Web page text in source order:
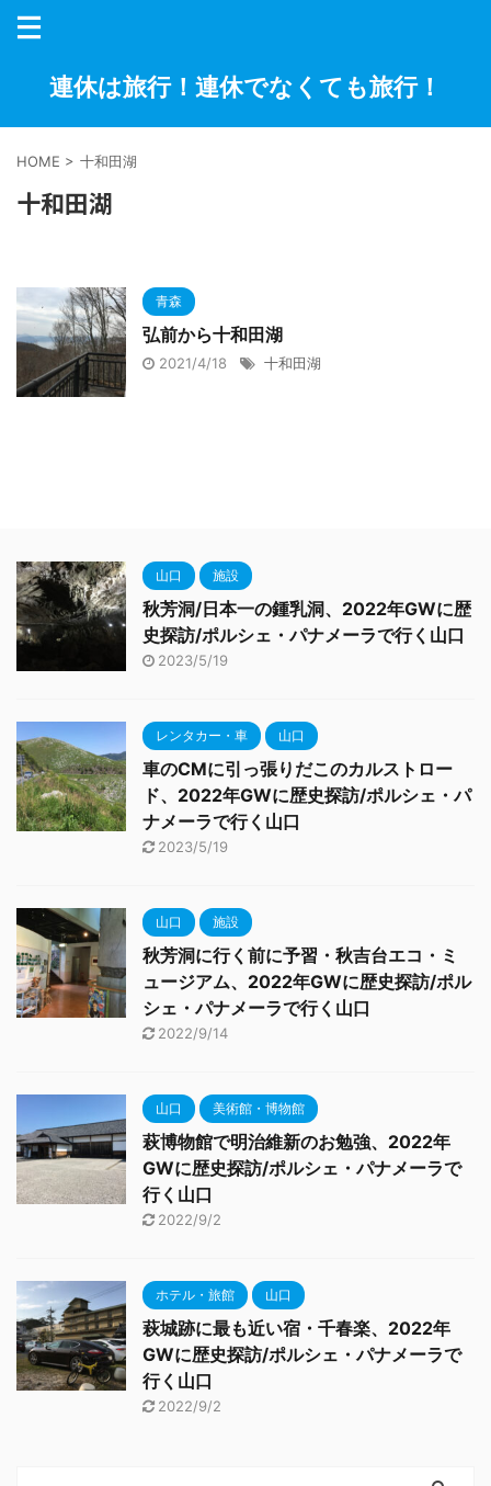
連休は旅行！連休でなくても旅行！
HOME > 十和田湖
十和田湖
青森
弘前から十和田湖
2021/4/18 十和田湖
山口 施設
秋芳洞/日本一の鍾乳洞、2022年GWに歴
史探訪/ポルシェ・パナメーラで行く山口
2023/5/19
レンタカー・車 山口
車のCMに引っ張りだこのカルストロー
ド、2022年GWに歴史探訪/ポルシェ・パ
ナメーラで行く山口
2023/5/19
山口 施設
秋芳洞に行く前に予習・秋吉台エコ・ミ
ュージアム、2022年GWに歴史探訪/ポル
シェ・パナメーラで行く山口
2022/9/14
山口 美術館・博物館
萩博物館で明治維新のお勉強、2022年
GWに歴史探訪/ポルシェ・パナメーラで
行く山口
2022/9/2
ホテル・旅館 山口
萩城跡に最も近い宿・千春楽、2022年
GWに歴史探訪/ポルシェ・パナメーラで
行く山口
2022/9/2